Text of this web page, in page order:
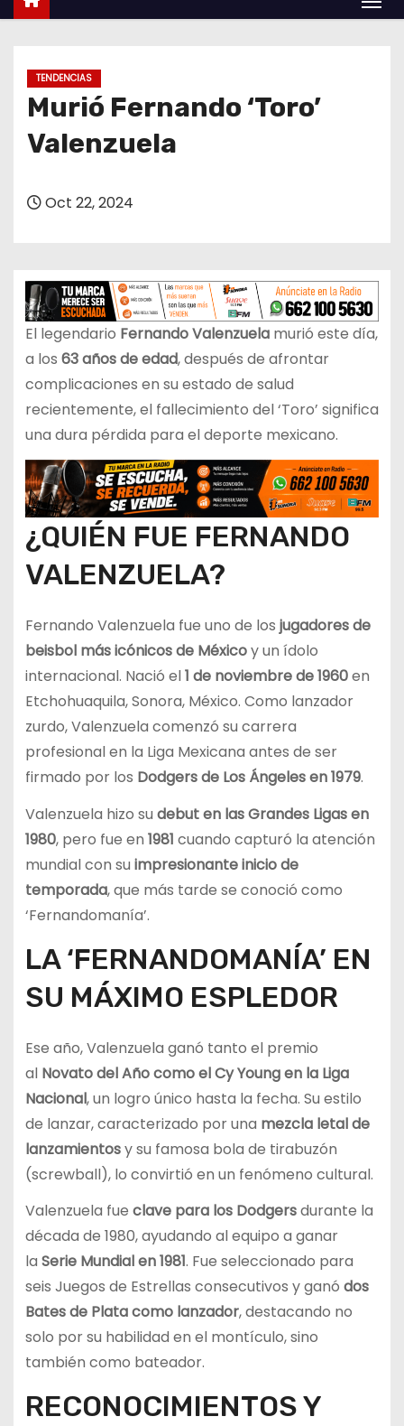
TENDENCIAS
Murió Fernando ‘Toro’
Valenzuela
Oct 22, 2024
El legendario Fernando Valenzuelamurió este día,
a los 63 años de edad, después de afrontar
complicaciones en su estado de salud
recientemente, el fallecimiento del ‘Toro’ significa
una dura pérdida para el deporte mexicano.
¿QUIÉN FUE FERNANDO
VALENZUELA?
Fernando Valenzuela fue uno de los jugadores de
beisbol más icónicos de Méxicoy un ídolo
internacional. Nació el1 de noviembre de 1960en
Etchohuaquila, Sonora, México. Como lanzador
zurdo, Valenzuela comenzó su carrera
profesional en la Liga Mexicana antes de ser
firmado por los Dodgers de Los Ángeles en 1979.
Valenzuela hizo su debut en las Grandes Ligas en
1980, pero fue en 1981 cuando capturó la atención
mundial con su impresionante inicio de
temporada, que más tarde se conoció como
‘Fernandomanía’.
LA ‘FERNANDOMANÍA’ EN
SU MÁXIMO ESPLEDOR
Ese año, Valenzuela ganó tanto el premio
al Novato del Año como el Cy Young en la Liga
Nacional, un logro único hasta la fecha. Su estilo
de lanzar, caracterizado por una mezcla letal de
lanzamientosy su famosa bola de tirabuzón
(screwball), lo convirtió en un fenómeno cultural.
Valenzuela fue clave para los Dodgersdurante la
década de 1980, ayudando al equipo a ganar
la Serie Mundial en 1981. Fue seleccionado para
seis Juegos de Estrellas consecutivos y ganó dos
Bates de Plata como lanzador, destacando no
solo por su habilidad en el montículo, sino
también como bateador.
RECONOCIMIENTOS Y